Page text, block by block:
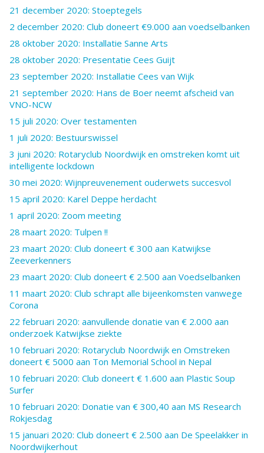
21 december 2020: Stoeptegels
2 december 2020: Club doneert €9.000 aan voedselbanken
28 oktober 2020: Installatie Sanne Arts
28 oktober 2020: Presentatie Cees Guijt
23 september 2020: Installatie Cees van Wijk
21 september 2020: Hans de Boer neemt afscheid van
VNO-NCW
15 juli 2020: Over testamenten
1 juli 2020: Bestuurswissel
3 juni 2020: Rotaryclub Noordwijk en omstreken komt uit
intelligente lockdown
30 mei 2020: Wijnpreuvenement ouderwets succesvol
15 april 2020: Karel Deppe herdacht
1 april 2020: Zoom meeting
28 maart 2020: Tulpen !!
23 maart 2020: Club doneert € 300 aan Katwijkse
Zeeverkenners
23 maart 2020: Club doneert € 2.500 aan Voedselbanken
11 maart 2020: Club schrapt alle bijeenkomsten vanwege
Corona
22 februari 2020: aanvullende donatie van € 2.000 aan
onderzoek Katwijkse ziekte
10 februari 2020: Rotaryclub Noordwijk en Omstreken
doneert € 5000 aan Ton Memorial School in Nepal
10 februari 2020: Club doneert € 1.600 aan Plastic Soup
Surfer
10 februari 2020: Donatie van € 300,40 aan MS Research
Rokjesdag
15 januari 2020: Club doneert € 2.500 aan De Speelakker in
Noordwijkerhout